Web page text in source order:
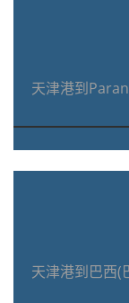
天津港到
天津港到巴西(